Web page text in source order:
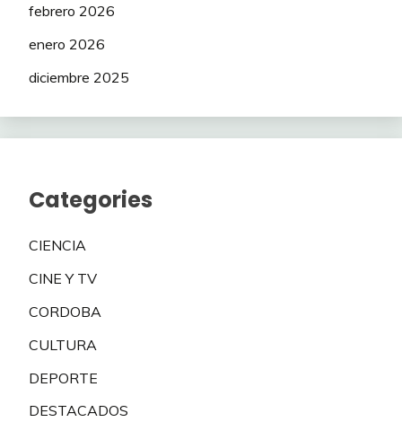
febrero 2026
enero 2026
diciembre 2025
Categories
CIENCIA
CINE Y TV
CORDOBA
CULTURA
DEPORTE
DESTACADOS